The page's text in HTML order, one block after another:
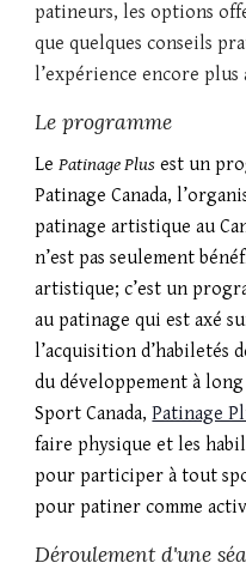
patineurs, les options
que quelques conseils
l’expérience encore plus
Le programme
LePatinage Plus est un
Patinage Canada,
patinage artistique au
n’est pas seulement
artistique; c’est un
au patinage qui est axé
l’acquisition d’habiletés
du développement à
Sport Canada,Patinage
faire physique et les
pour participer à tout
pour patiner comme
Déroulement d'une